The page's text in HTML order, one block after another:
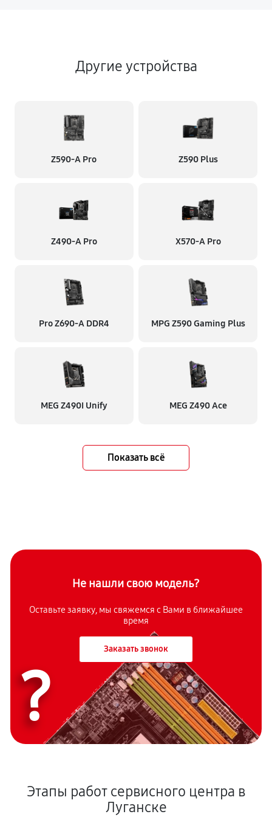
Другие устройства
Z590-A Pro Z590 Plus
Z490-A Pro X570-A Pro
Pro Z690-A DDR4 MPG Z590 Gaming Plus
MEG Z490I Unify MEG Z490 Ace
Показать всё
Не нашли свою модель?
Оставьте заявку, мы свяжемся с Вами в ближайшее
время
Заказать звонок
?
Этапы работ сервисного центра в
Луганске